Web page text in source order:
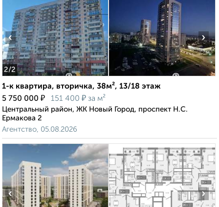
2/2
‹ ›
1-к квартира, вторичка, 38м², 13/18 этаж
5 750 000 ₽ 151 400 ₽ за м²
Центральный район, ЖК Новый Город, проспект Н.С.
Ермакова 2
Агентство, 05.08.2026
‹ ›